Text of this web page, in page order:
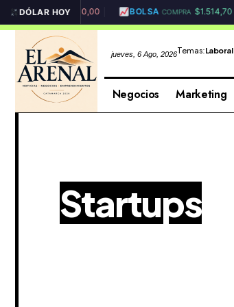
DÓLAR HOY
VENTA$1.540,00 BOLSA COMPRA $1.514,70 VENTA
jueves, 6 Ago, 2026Temas:Laboral
Negocios Marketing
Startups